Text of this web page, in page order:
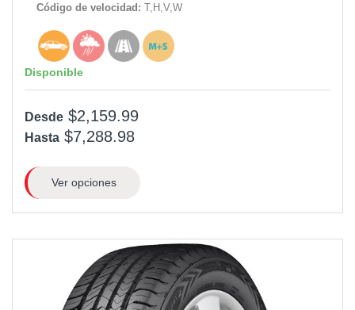
Código de velocidad: T,H,V,W
Disponible
Desde $2,159.99
Hasta $7,288.98
Ver opciones